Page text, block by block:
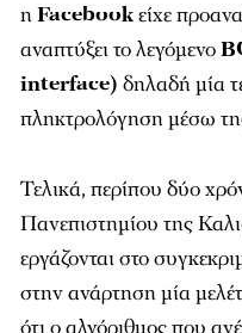
ηFacebookείχε
αναπτύξει το λεγόμενο
interface) δηλαδή μία
πληκτρολόγηση μέσω
Τελικά, περίπου δύο
Πανεπιστημίου της
εργάζονται στο
στην ανάρτηση μία